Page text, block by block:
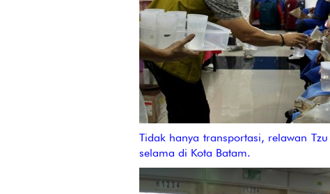
Tidak hanya transportasi, relawan
selama di Kota Batam.